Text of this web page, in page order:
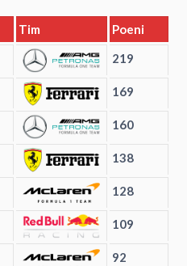
Tim
Poeni
219
169
160
138
128
109
92